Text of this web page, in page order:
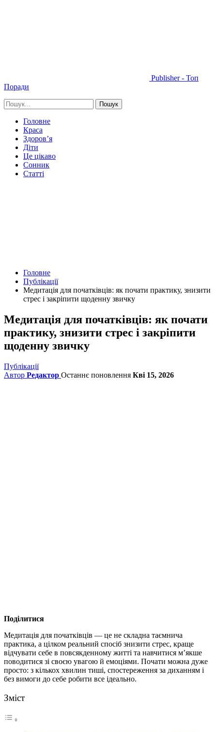
Publisher - Топ
Поради
Головне
Краса
Здоров’я
Діти
Це цікаво
Сонник
Статті
Головне
Публікації
Медитація для початківців: як почати практику, знизити
стрес і закріпити щоденну звичку
Медитація для початківців: як почати
практику, знизити стрес і закріпити
щоденну звичку
Публікації
Автор Редактор Останнє поновлення Кві 15, 2026
Поділитися
Медитація для початківців — це не складна таємнича
практика, а цілком реальний спосіб знизити стрес, краще
відчувати себе в повсякденному житті та навчитися м’якше
поводитися зі своєю увагою й емоціями. Почати можна дуже
просто: з кількох хвилин тиші, спостереження за диханням і
без вимоги до себе робити все ідеально.
Зміст